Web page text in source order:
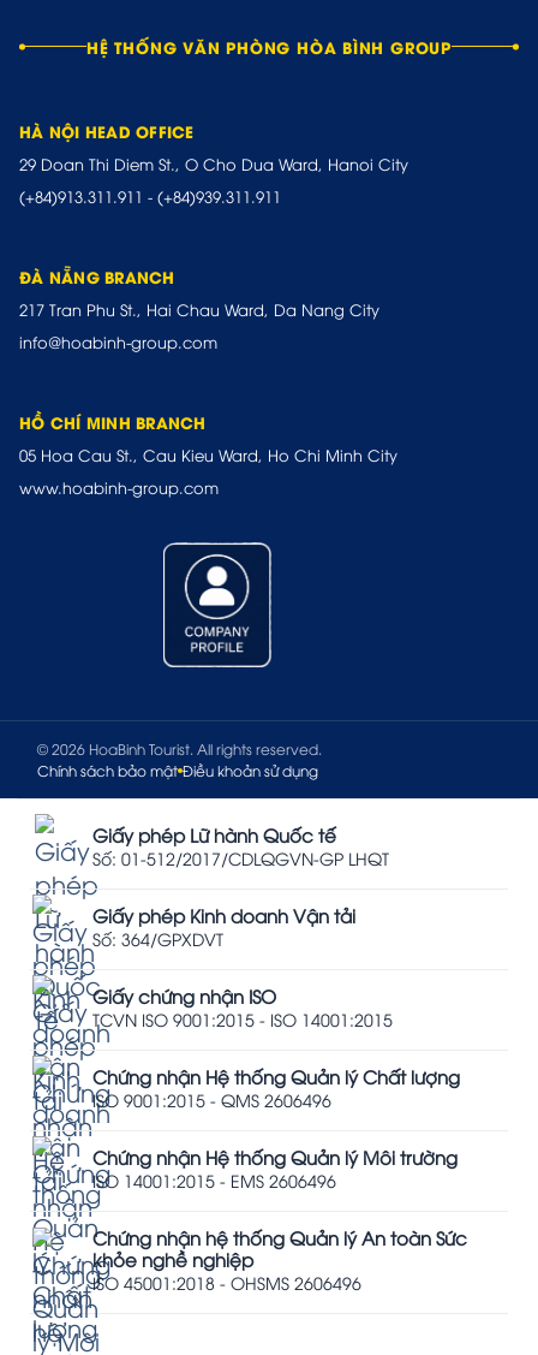
HỆ THỐNG VĂN PHÒNG HÒA BÌNH GROUP
HÀ NỘI HEAD OFFICE
29 Doan Thi Diem St., O Cho Dua Ward, Hanoi City
(+84)913.311.911 - (+84)939.311.911
ĐÀ NẴNG BRANCH
217 Tran Phu St., Hai Chau Ward, Da Nang City
info@hoabinh-group.com
HỒ CHÍ MINH BRANCH
05 Hoa Cau St., Cau Kieu Ward, Ho Chi Minh City
www.hoabinh-group.com
© 2026 HoaBinh Tourist. All rights reserved.
Chính sách bảo mật Điều khoản sử dụng
Giấy phép Lữ hành Quốc tế
Số: 01-512/2017/CDLQGVN-GP LHQT
Giấy phép Kinh doanh Vận tải
Số: 364/GPXDVT
Giấy chứng nhận ISO
TCVN ISO 9001:2015 - ISO 14001:2015
Chứng nhận Hệ thống Quản lý Chất lượng
ISO 9001:2015 - QMS 2606496
Chứng nhận Hệ thống Quản lý Môi trường
ISO 14001:2015 - EMS 2606496
Chứng nhận hệ thống Quản lý An toàn Sức
khỏe nghề nghiệp
ISO 45001:2018 - OHSMS 2606496